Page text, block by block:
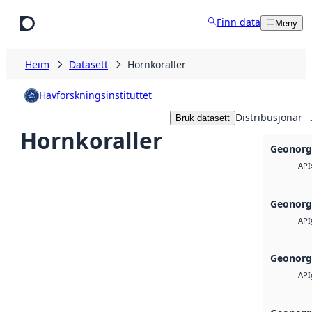
Finn data Meny
Heim Datasett Hornkoraller
Havforskningsinstituttet
Hornkoraller
Bruk datasett Distribusjonar
API
API
API